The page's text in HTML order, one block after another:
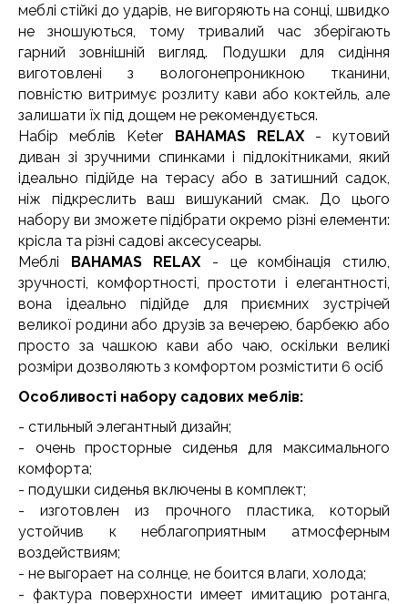
меблі стійкі до ударів, не вигоряють на сонці, швидко
не зношуються, тому тривалий час зберігають
гарний зовнішній вигляд. Подушки для сидіння
виготовлені з вологонепроникною тканини,
повністю витримує розлиту кави або коктейль, але
залишати їх під дощем не рекомендується.
Набір меблів Keter BAHAMAS RELAX- кутовий
диван зі зручними спинками і підлокітниками, який
ідеально підійде на терасу або в затишний садок,
ніж підкреслить ваш вишуканий смак. До цього
набору ви зможете підібрати окремо різні елементи:
крісла та різні садові аксесусеары.
Меблі BAHAMAS RELAX- це комбінація стилю,
зручності, комфортності, простоти і елегантності,
вона ідеально підійде для приємних зустрічей
великої родини або друзів за вечерею, барбекю або
просто за чашкою кави або чаю, оскільки великі
розміри дозволяють з комфортом розмістити 6 осіб
Особливості набору садових меблів:
- стильный элегантный дизайн;
- очень просторные сиденья для максимального
комфорта;
- подушки сиденья включены в комплект;
- изготовлен из прочного пластика, который
устойчив к неблагоприятным атмосферным
воздействиям;
- не выгорает на солнце, не боится влаги, холода;
- фактура поверхности имеет имитацию ротанга,